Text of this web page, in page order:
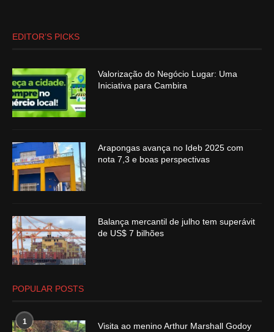
EDITOR’S PICKS
Valorização do Negócio Lugar: Uma
Iniciativa para Cambira
Arapongas avança no Ideb 2025 com
nota 7,3 e boas perspectivas
Balança mercantil de julho tem superávit
de US$ 7 bilhões
POPULAR POSTS
1
Visita ao menino Arthur Marshall Godoy